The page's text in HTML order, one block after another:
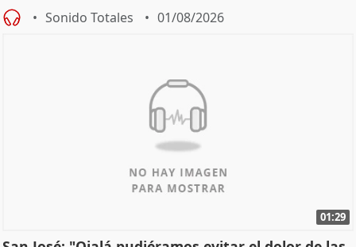
Sonido Totales 01/08/2026
01:29